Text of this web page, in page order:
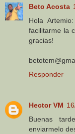
Beto Acosta
Hola
facilitarme la
gracias!
Responder
Hector VM
Buenas
enviarmelo